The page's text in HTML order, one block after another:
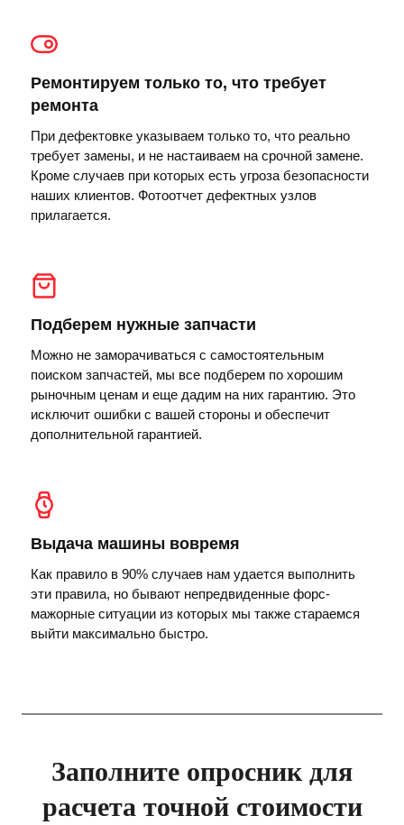
Ремонтируем только то, что требует
ремонта
При дефектовке указываем только то, что реально
требует замены, и не настаиваем на срочной замене.
Кроме случаев при которых есть угроза безопасности
наших клиентов. Фотоотчет дефектных узлов
прилагается.
Подберем нужные запчасти
Можно не заморачиваться с самостоятельным
поиском запчастей, мы все подберем по хорошим
рыночным ценам и еще дадим на них гарантию. Это
исключит ошибки с вашей стороны и обеспечит
дополнительной гарантией.
Выдача машины вовремя
Как правило в 90% случаев нам удается выполнить
эти правила, но бывают непредвиденные форс-
мажорные ситуации из которых мы также стараемся
выйти максимально быстро.
Заполните опросник для
расчета точной стоимости